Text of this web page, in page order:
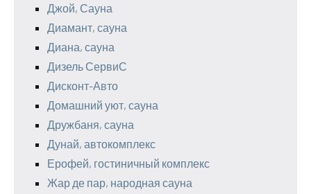
Джой, Сауна
Диамант, сауна
Диана, сауна
Дизель СервиС
Дисконт-Авто
Домашний уют, сауна
Дружбаня, сауна
Дунай, автокомплекс
Ерофей, гостиничный комплекс
Жар де пар, народная сауна